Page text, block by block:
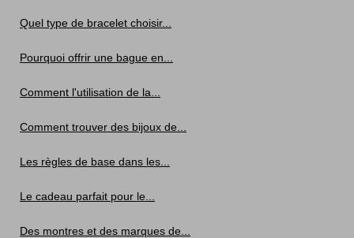
Quel type de bracelet choisir...
Pourquoi offrir une bague en...
Comment l'utilisation de la...
Comment trouver des bijoux de...
Les règles de base dans les...
Le cadeau parfait pour le...
Des montres et des marques de...